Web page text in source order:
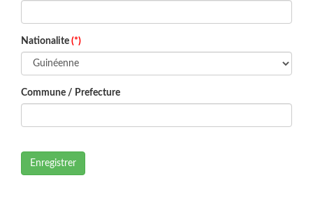
Nationalite (*)
Commune / Prefecture
Enregistrer